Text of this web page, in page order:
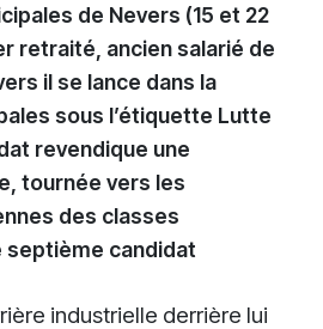
de Nevers (15 et 22
retraité, ancien salarié de
il se lance dans la
sous l’étiquette Lutte
revendique une
tournée vers les
des classes
septième candidat
industrielle derrière lui